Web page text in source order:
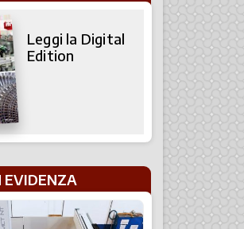
Leggi la Digital
Edition
EVIDENZA